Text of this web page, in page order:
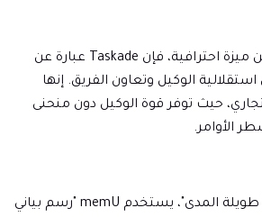
لأولئك الذين يبحثون عن ميزة احترافية، فإن Taskade عبارة عن
الوكيل وتعاون الفريق. إنها
حيث توفر قوة الوكيل دون منحنى
الأوامر.
متخصص في "الذاكرة طويلة المدى"، يستخدم memU "رسم بياني